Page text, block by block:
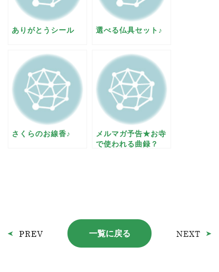
ありがとうシール 選べる仏具セット♪
さくらのお線香♪
メルマガ予告★お寺
で使われる曲録？
一覧に戻る